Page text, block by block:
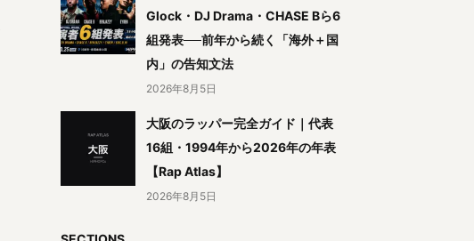
Glock・DJ Drama・CHASE Bら6
組発表──前年から続く「海外＋国
内」の告知文法
2026年8月5日
大阪のラッパー完全ガイド｜代表
16組・1994年から2026年の年表
【Rap Atlas】
2026年8月5日